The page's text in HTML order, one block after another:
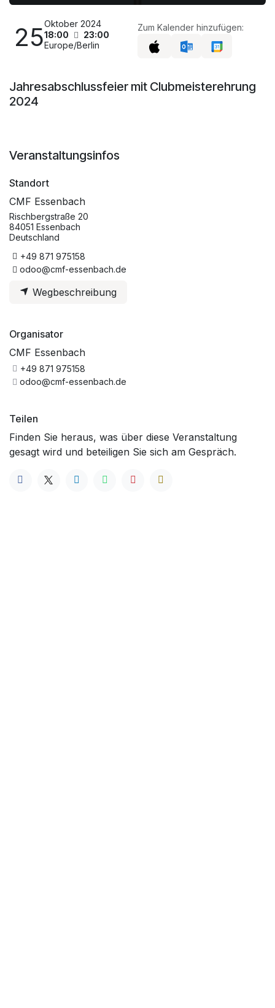
25Oktober 2024
18:00
23:00
Europe/Berlin
Zum Kalender hinzufügen:
Jahresabschlussfeier mit Clubmeisterehrung
2024
Veranstaltungsinfos
Standort
CMF Essenbach
Rischbergstraße 20
84051 Essenbach
Deutschland
+49 871 975158
odoo@cmf-essenbach.de
Wegbeschreibung
Organisator
CMF Essenbach
+49 871 975158
odoo@cmf-essenbach.de
Teilen
Finden Sie heraus, was über diese Veranstaltung
gesagt wird und beteiligen Sie sich am Gespräch.